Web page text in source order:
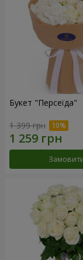
Букет "Персеїда"
1 399 грн